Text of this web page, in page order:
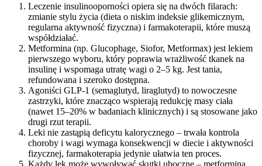
Leczenie insulinooporności opiera się na dwóch filarach:
zmianie stylu życia (dieta o niskim indeksie glikemicznym,
regularna aktywność fizyczna) i farmakoterapii, które muszą
współdziałać.
Metformina (np. Glucophage, Siofor, Metformax) jest lekiem
pierwszego wyboru, który poprawia wrażliwość tkanek na
insulinę i wspomaga utratę wagi o 2–5 kg. Jest tania,
refundowana i szeroko dostępna.
Agoniści GLP-1 (semaglutyd, liraglutyd) to nowoczesne
zastrzyki, które znacząco wspierają redukcję masy ciała
(nawet 15–20% w badaniach klinicznych) i są stosowane jako
drugi rzut terapii.
Leki nie zastąpią deficytu kalorycznego – trwała kontrola
choroby i wagi wymaga konsekwencji w diecie i aktywności
fizycznej, farmakoterapia jedynie ułatwia ten proces.
Każdy lek może wywoływać skutki uboczne – metformina